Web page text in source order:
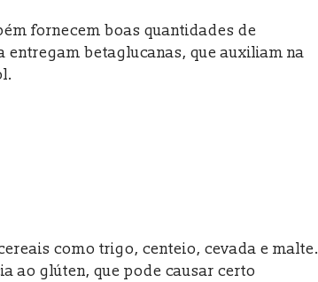
fornecem boas quantidades de
entregam betaglucanas, que auxiliam na
como trigo, centeio, cevada e malte.
ao glúten, que pode causar certo